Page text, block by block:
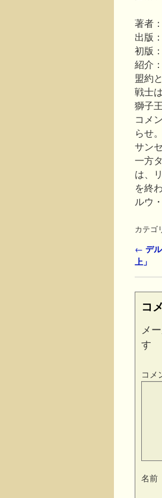
著者
出版
初版
紹介
盟約
戦士
獅子
コメ
らせ。
サン
一方
は、
を終
ルウ
カテゴ
投稿
← デ
上」
コ
メ
す
コメ
名前